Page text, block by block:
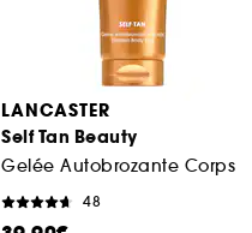
LANCASTER
Self Tan Beauty
Gelée Autobrozante Corps
48